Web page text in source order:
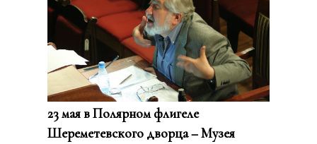
23 мая в Полярном флигеле
Шереметевского дворца – Музея